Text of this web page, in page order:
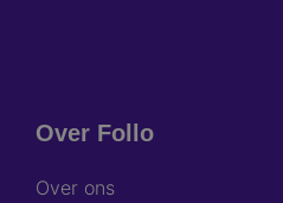
Over Follo
Over ons